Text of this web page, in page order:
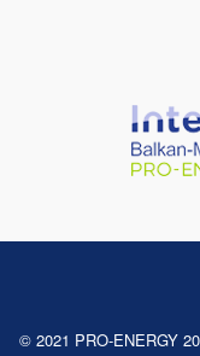
© 2021 PRO-ENERGY